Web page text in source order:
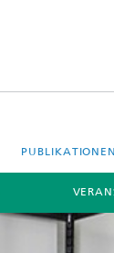
PUBLIKATIONEN